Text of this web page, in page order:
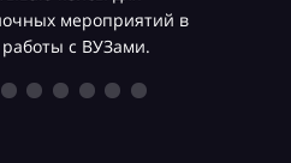
мероприятий в
с ВУЗами.